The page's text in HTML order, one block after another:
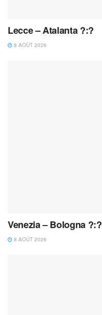
Lecce – Atalanta ?:?
8 AOÛT 2026
Venezia – Bologna ?:?
8 AOÛT 2026